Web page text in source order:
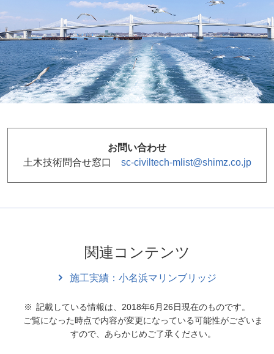
お問い合わせ
土木技術問合せ窓口 sc-civiltech-mlist@shimz.co.jp
関連コンテンツ
施工実績：小名浜マリンブリッジ
記載している情報は、2018年6月26日現在のものです。
ご覧になった時点で内容が変更になっている可能性がございま
すので、あらかじめご了承ください。